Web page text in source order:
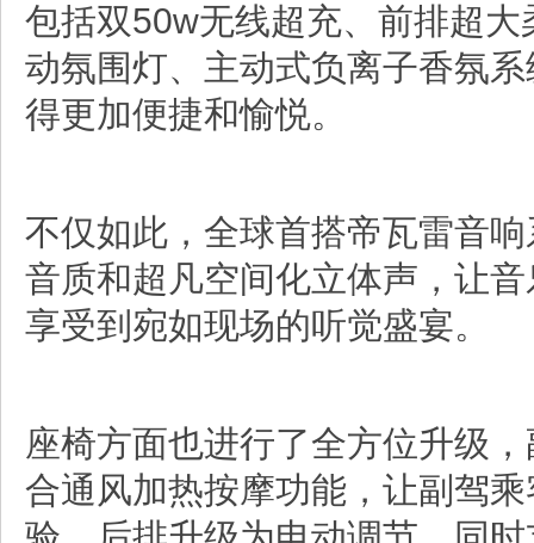
包括双50w无线超充、前排超
动氛围灯、主动式负离子香氛
得更加便捷和愉悦。
不仅如此，全球首搭帝瓦雷音
音质和超凡空间化立体声，让
享受到宛如现场的听觉盛宴。
座椅方面也进行了全方位升级
合通风加热按摩功能，让副驾